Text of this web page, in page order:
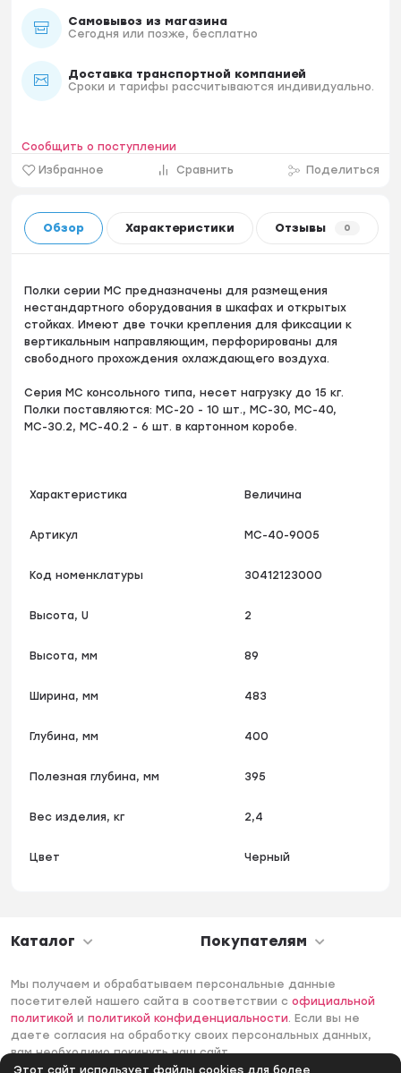
Этот сайт использует файлы cookies для более
Самовывоз из магазина
Сегодня или позже, бесплатно
Доставка транспортной компанией
Сроки и тарифы рассчитываются индивидуально.
Избранное Сравнить Поделиться
Сообщить о поступлении
Обзор Характеристики Отзывы 0
Полки серии МС предназначены для размещения
нестандартного оборудования в шкафах и открытых
стойках. Имеют две точки крепления для фиксации к
вертикальным направляющим, перфорированы для
свободного прохождения охлаждающего воздуха.
Серия МС консольного типа, несет нагрузку до 15 кг.
Полки поставляются: МС-20 - 10 шт., МС-30, МС-40,
МС-30.2, МС-40.2 - 6 шт. в картонном коробе.
Характеристика Величина
Артикул МС-40-9005
Код номенклатуры 30412123000
Высота, U 2
Высота, мм 89
Ширина, мм 483
Глубина, мм 400
Полезная глубина, мм 395
Вес изделия, кг 2,4
Цвет Черный
Каталог Покупателям
Мы получаем и обрабатываем персональные данные
посетителей нашего сайта в соответствии софициальной
политикой иполитикой конфиденциальности. Если вы не
даете согласия на обработку своих персональных данных,
вам необходимо покинуть наш сайт.